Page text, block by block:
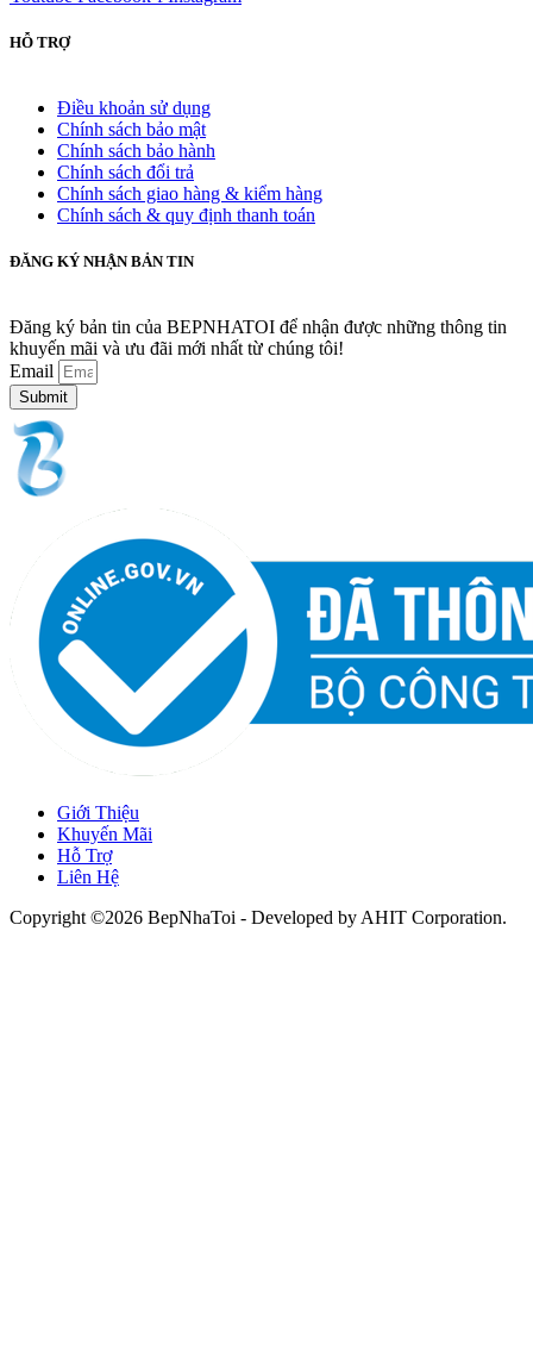
HỖ TRỢ
Điều khoản sử dụng
Chính sách bảo mật
Chính sách bảo hành
Chính sách đổi trả
Chính sách giao hàng & kiểm hàng
Chính sách & quy định thanh toán
ĐĂNG KÝ NHẬN BẢN TIN
Đăng ký bản tin của BEPNHATOI để nhận được những thông tin
khuyến mãi và ưu đãi mới nhất từ chúng tôi!
Email
Submit
Giới Thiệu
Khuyến Mãi
Hỗ Trợ
Liên Hệ
Copyright ©2026 BepNhaToi - Developed by AHIT Corporation.